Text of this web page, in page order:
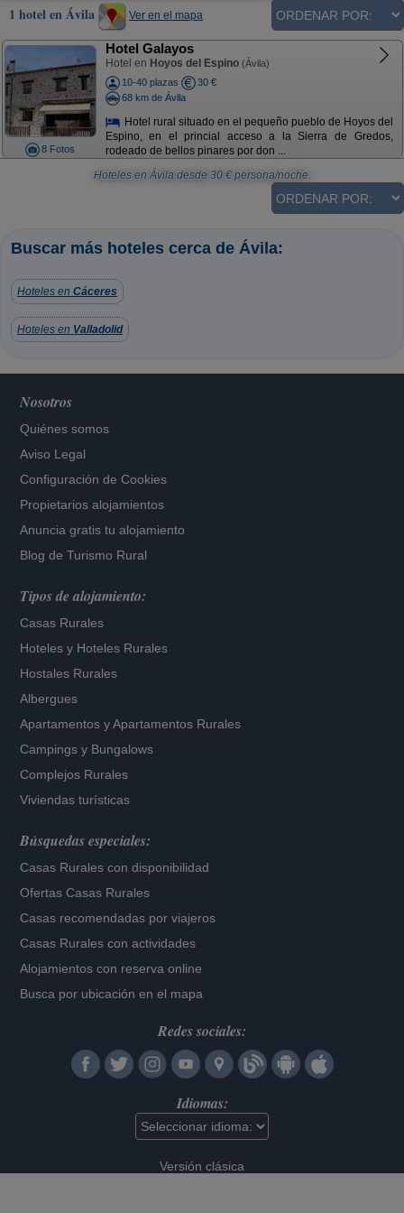
1 hotel en Ávila Ver en el mapa
8 Fotos
Hotel Galayos
Hotel en Hoyos del Espino (Ávila)
10-40 plazas
30 €
68 km de Ávila
Hotel rural situado en el pequeño pueblo de Hoyos del
Espino, en el princial acceso a la Sierra de Gredos,
rodeado de bellos pinares por don ...
Hoteles en Ávila desde 30€ persona/noche.
Buscar más hoteles cerca de Ávila:
Hoteles en Cáceres
Hoteles en Valladolid
Nosotros
Quiénes somos
Aviso Legal
Configuración de Cookies
Propietarios alojamientos
Anuncia gratis tu alojamiento
Blog de Turismo Rural
Tipos de alojamiento:
Casas Rurales
Hoteles y Hoteles Rurales
Hostales Rurales
Albergues
Apartamentos yApartamentos Rurales
Campings y Bungalows
Complejos Rurales
Viviendas turísticas
Búsquedas especiales:
Casas Rurales con disponibilidad
Ofertas Casas Rurales
Casas recomendadas por viajeros
Casas Rurales con actividades
Alojamientos con reserva online
Busca por ubicación en el mapa
Redes sociales:
Idiomas:
Versión clásica